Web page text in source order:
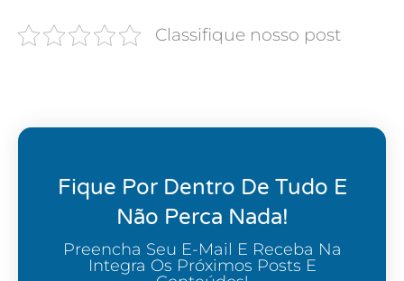
Classifique nosso post
Fique Por Dentro De Tudo E
Não Perca Nada!
Preencha Seu E-Mail E Receba Na
Integra Os Próximos Posts E